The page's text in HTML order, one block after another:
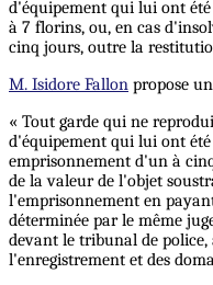
d'équipement qui lui ont été
à 7 florins, ou, en cas
cinq jours, outre la
M. Isidore Fallon propose
« Tout garde qui ne
d'équipement qui lui ont
emprisonnement d'un à
de la valeur de l'objet
l'emprisonnement en
déterminée par le même
devant le tribunal de
l'enregistrement et des